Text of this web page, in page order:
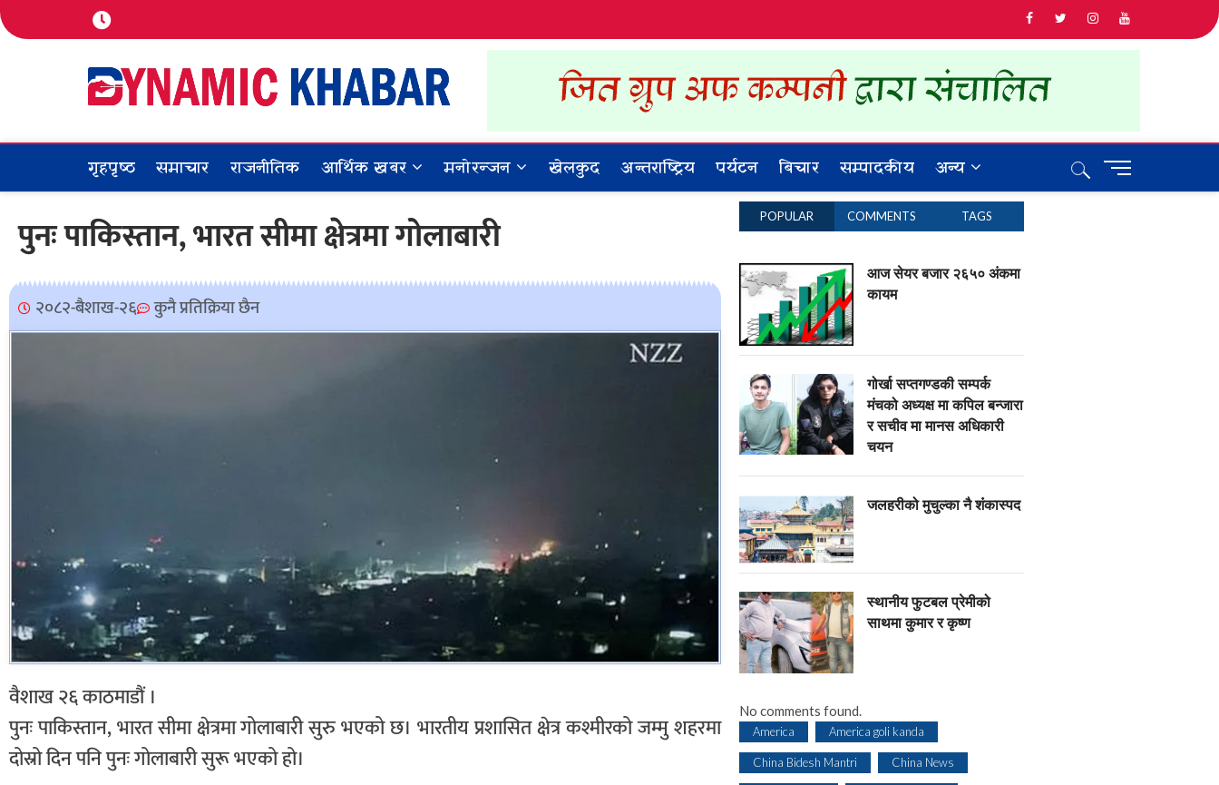
Dynamic Khabar
ALL NEWS IN NEPAL
गृहपृष्ठ समाचार राजनीतिक आर्थिक खबर मनोरन्जन खेलकुद अन्तराष्ट्रिय पर्यटन बिचार सम्पादकीय अन्य
M
पुनः पाकिस्तान, भारत सीमा क्षेत्रमा गोलाबारी
२०८२-बैशाख-२६ कुनै प्रतिक्रिया छैन
वैशाख २६ काठमाडौं ।
पुनः पाकिस्तान, भारत सीमा क्षेत्रमा गोलाबारी सुरु भएको छ। भारतीय प्रशासित क्षेत्र कश्मीरको जम्मु शहरमा
दोस्रो दिन पनि पुनः गोलाबारी सुरू भएको हो।
POPULAR COMMENTS TAGS
आज सेयर बजार २६५० अंकमा
कायम
गोर्खा सप्तगण्डकी सम्पर्क
मंचको अध्यक्ष मा कपिल बन्जारा
र सचीव मा मानस अधिकारी
चयन
जलहरीको मुचुल्का नै शंंकास्पद
स्थानीय फुटबल प्रेमीको
साथमा कुमार र कृष्ण
No comments found.
America America goli kanda
China Bidesh Mantri China News